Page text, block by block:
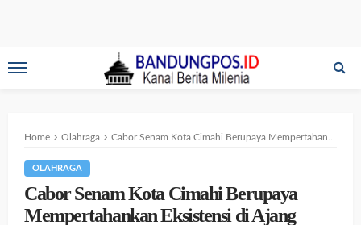
Home Olahraga Cabor Senam Kota Cimahi Berupaya Mempertahankan Eksistensi di Ajang Porprov XV/2026
OLAHRAGA
Cabor Senam Kota Cimahi Berupaya
Mempertahankan Eksistensi di Ajang